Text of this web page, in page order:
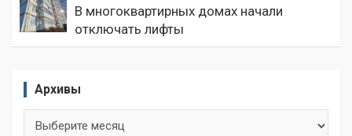
В многоквартирных домах начали
отключать лифты
Архивы